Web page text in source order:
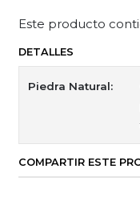
Este producto
DETALLES
Piedra Natural:
COMPARTIR ESTE